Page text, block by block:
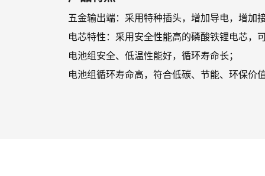
五金输出端：采用特种插头，增加导电，增加
电芯特性：采用安全性能高的磷酸铁锂电芯，
电池组安全、低温性能好，循环寿命长；
电池组循环寿命高，符合低碳、节能、环保价